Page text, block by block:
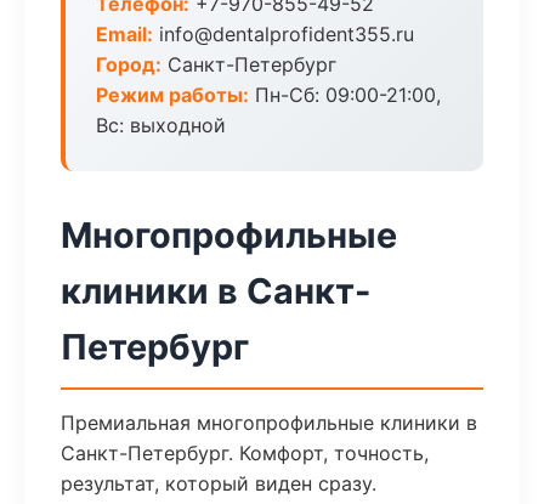
Email: info@dentalprofident355.ru
Город: Санкт-Петербург
Режим работы: Пн-Сб: 09:00-21:00,
Вс: выходной
Многопрофильные
клиники в Санкт-
Петербург
Премиальная многопрофильные клиники в
Санкт-Петербург. Комфорт, точность,
результат, который виден сразу.